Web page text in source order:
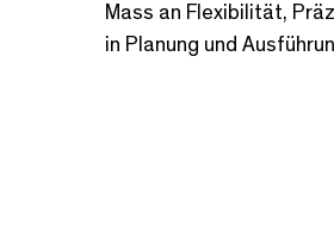
Mass an Flexibilität,
in Planung und